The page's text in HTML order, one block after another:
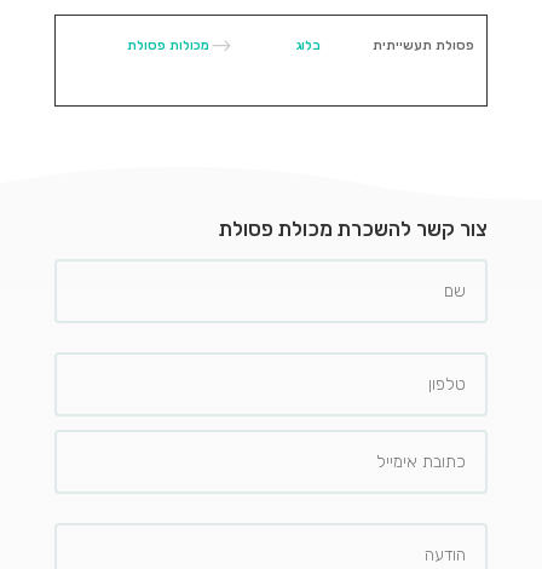
$ מכולות פסולת בלוג פסולת תעשייתית
צור קשר להשכרת מכולת פסולת